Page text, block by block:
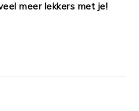
meer lekkers met je!